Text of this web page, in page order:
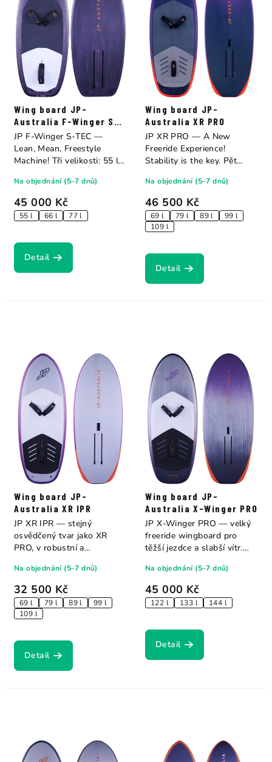
Wing board JP-
Australia F-Winger S-
TEC
45 000 Kč
55 l 66 l 77 l
Na objednání (5–7 dnů)
Detail
JP F-Winger S-TEC —
Lean, Mean, Freestyle
Machine! Tři velikosti: 55 l
Wing board JP-
Australia XR PRO
46 500 Kč
69 l 79 l 89 l
99 l
109 l
Na objednání (5–7 dnů)
Detail
JP XR PRO — A New
Freeride Experience!
Stability is the key. Pět
Wing board JP-
Australia XR IPR
32 500 Kč
69 l 79 l 89 l
99 l
109 l
Na objednání (5–7 dnů)
Detail
JP XR IPR — stejný
osvědčený tvar jako XR
PRO, v robustní a
konstrukci....
Wing board JP-
Australia X-Winger PRO
45 000 Kč
122 l 133 l 144 l
Na objednání (5–7 dnů)
Detail
JP X-Winger PRO — velký
freeride wingboard pro
těžší jezdce a slabší vítr.